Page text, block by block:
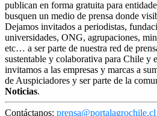
publican en forma gratuita para
busquen un medio de prensa donde
Dejamos invitados a periodistas,
universidades, ONG, agrupaciones,
etc… a ser parte de nuestra red de
sustentable y colaborativa para Chile y
invitamos a las empresas y marcas a
de Auspiciadores y ser parte de la
Noticias.
Contáctanos: prensa@portalagrochile.cl